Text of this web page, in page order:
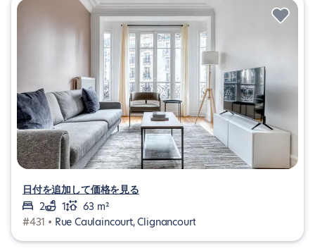
日付を追加して価格を見る
2
1
63 m²
#431 • Rue Caulaincourt, Clignancourt